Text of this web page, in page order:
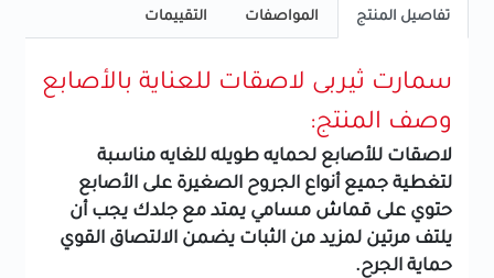
تفاصيل المنتج المواصفات التقييمات
سمارت ثيربى لاصقات للعناية بالأصابع
وصف المنتج:
لاصقات للأصابع لحمايه طويله للغايه مناسبة
لتغطية جميع أنواع الجروح الصغيرة على الأصابع
حتوي على قماش مسامي يمتد مع جلدك يجب أن
يلتف مرتين لمزيد من الثبات يضمن الالتصاق القوي
حماية الجرح.